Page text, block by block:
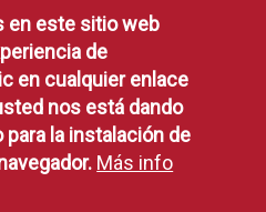
en este sitio web
de
en cualquier enlace
nos está dando
la instalación de
Más info